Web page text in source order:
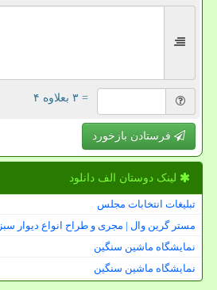
= ۳ بعلاوه ۴
فرستادن بازخورد
لینک دوستان الف دانلود
تبلیغات انتخابات مجلس
مستر گرین وال | مجری و طراح انواع دیوار سبز
نمایشگاه ماشین سنگین
نمایشگاه ماشین سنگین